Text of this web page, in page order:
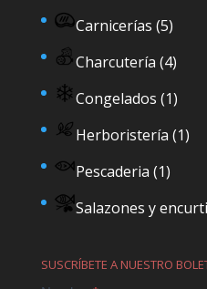
Carnicerías (5)
Charcutería (4)
Congelados (1)
Herboristería (1)
Pescaderia (1)
Salazones y
SUSCRÍBETE A NUESTRO